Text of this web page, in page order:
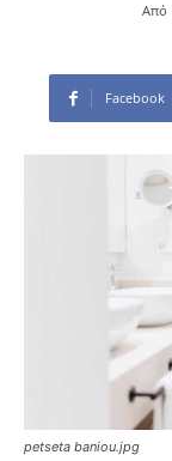
Από
Facebook
petseta baniou.jpg